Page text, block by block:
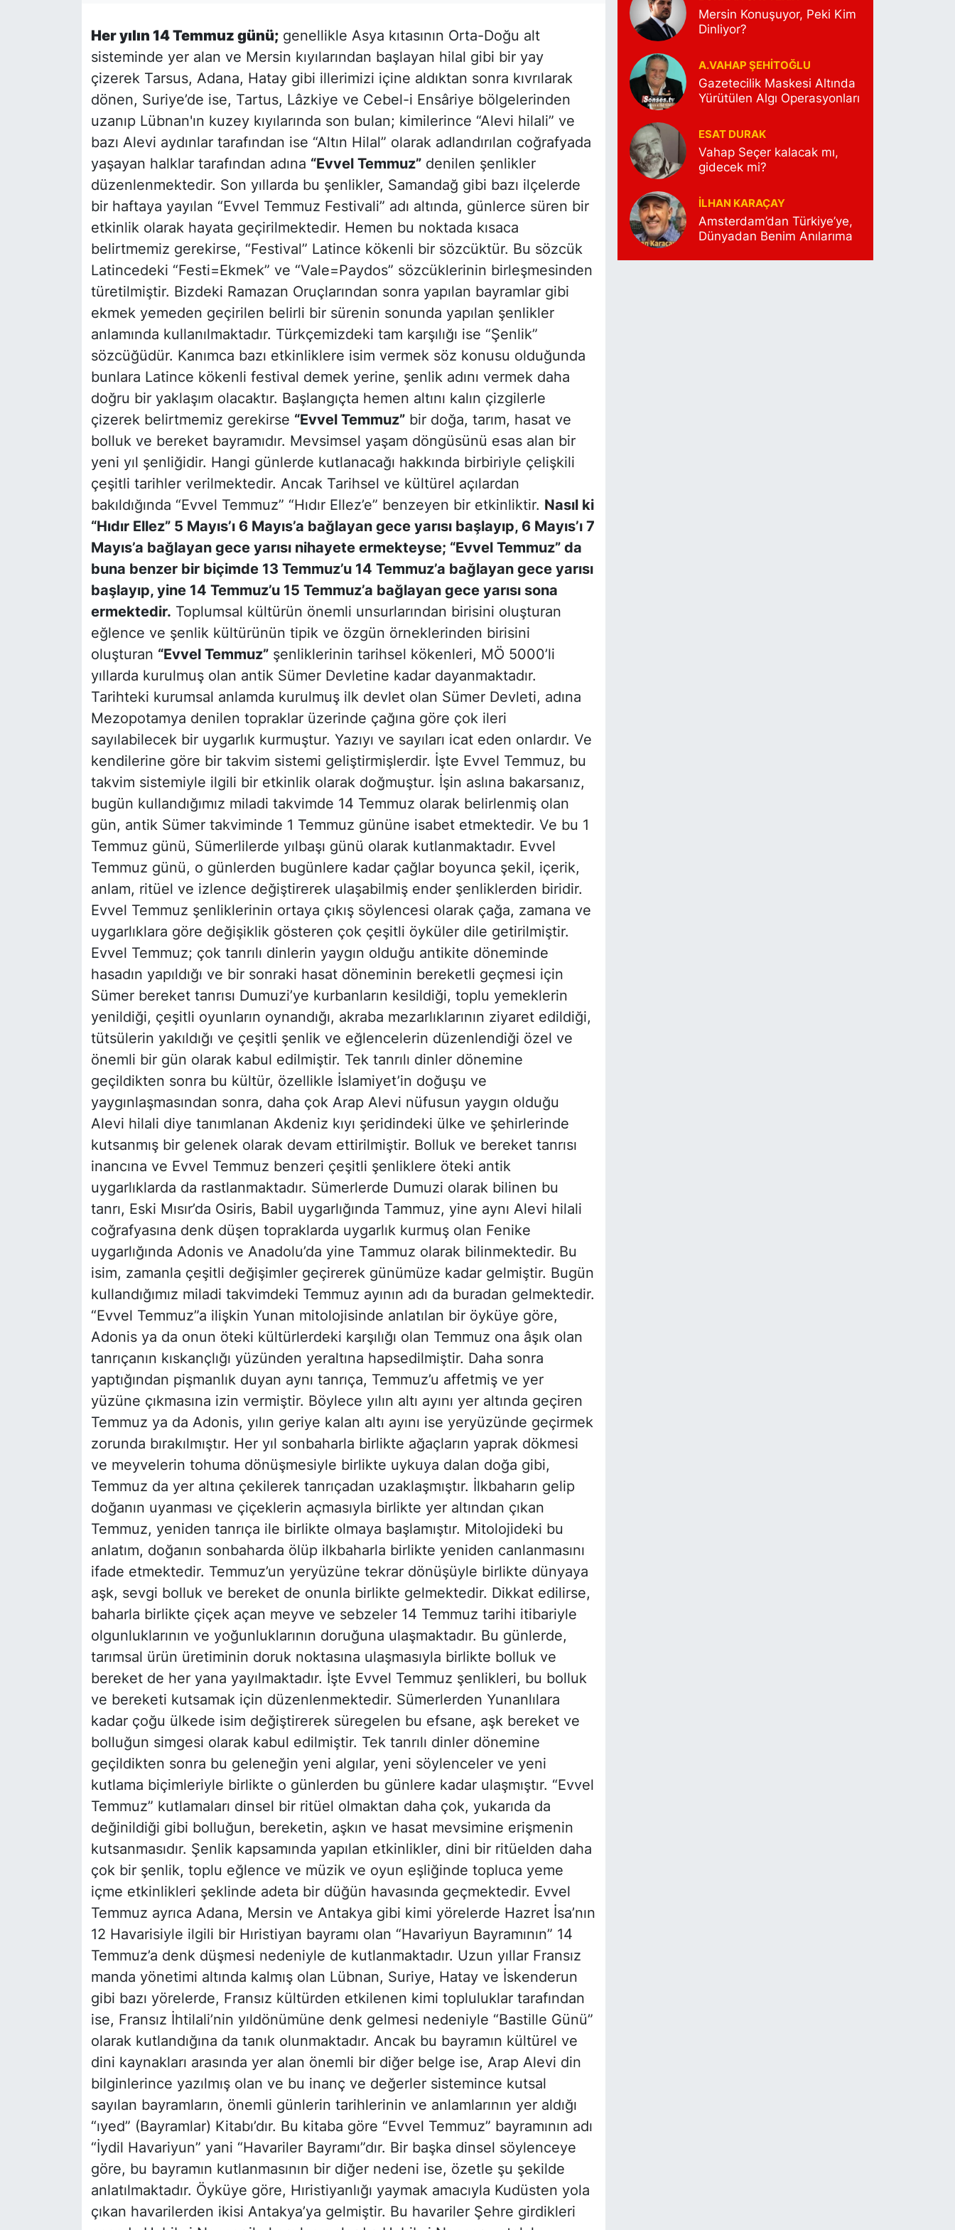
Her yılın 14 Temmuz günü;genellikle Asya kıtasının Orta-Doğu alt
sisteminde yer alan ve Mersin kıyılarından başlayan hilal gibi bir yay
çizerek Tarsus, Adana, Hatay gibi illerimizi içine aldıktan sonra kıvrılarak
dönen, Suriye’de ise, Tartus, Lâzkiye ve Cebel-i Ensâriye bölgelerinden
uzanıp Lübnan'ın kuzey kıyılarında son bulan; kimilerince “Alevi hilali” ve
bazı Alevi aydınlar tarafından ise “Altın Hilal” olarak adlandırılan coğrafyada
yaşayan halklar tarafından adına “Evvel Temmuz”denilen şenlikler
düzenlenmektedir. Son yıllarda bu şenlikler, Samandağ gibi bazı ilçelerde
bir haftaya yayılan “Evvel Temmuz Festivali” adı altında, günlerce süren bir
etkinlik olarak hayata geçirilmektedir. Hemen bu noktada kısaca
belirtmemiz gerekirse, “Festival” Latince kökenli bir sözcüktür. Bu sözcük
Latincedeki “Festi=Ekmek” ve “Vale=Paydos” sözcüklerinin birleşmesinden
türetilmiştir. Bizdeki Ramazan Oruçlarından sonra yapılan bayramlar gibi
ekmek yemeden geçirilen belirli bir sürenin sonunda yapılan şenlikler
anlamında kullanılmaktadır. Türkçemizdeki tam karşılığı ise “Şenlik”
sözcüğüdür. Kanımca bazı etkinliklere isim vermek söz konusu olduğunda
bunlara Latince kökenli festival demek yerine, şenlik adını vermek daha
doğru bir yaklaşım olacaktır. Başlangıçta hemen altını kalın çizgilerle
çizerek belirtmemiz gerekirse “Evvel Temmuz”bir doğa, tarım, hasat ve
bolluk ve bereket bayramıdır. Mevsimsel yaşam döngüsünü esas alan bir
yeni yıl şenliğidir. Hangi günlerde kutlanacağı hakkında birbiriyle çelişkili
çeşitli tarihler verilmektedir. Ancak Tarihsel ve kültürel açılardan
bakıldığında “Evvel Temmuz” “Hıdır Ellez’e” benzeyen bir etkinliktir. Nasıl ki
“Hıdır Ellez” 5 Mayıs’ı 6 Mayıs’a bağlayan gece yarısı başlayıp, 6 Mayıs’ı 7
Mayıs’a bağlayan gece yarısı nihayete ermekteyse; “Evvel Temmuz” da
buna benzer bir biçimde 13 Temmuz’u 14 Temmuz’a bağlayan gece yarısı
başlayıp, yine 14 Temmuz’u 15 Temmuz’a bağlayan gece yarısı sona
ermektedir. Toplumsal kültürün önemli unsurlarından birisini oluşturan
eğlence ve şenlik kültürünün tipik ve özgün örneklerinden birisini
oluşturan “Evvel Temmuz”şenliklerinin tarihsel kökenleri, MÖ 5000’li
yıllarda kurulmuş olan antik Sümer Devletine kadar dayanmaktadır.
Tarihteki kurumsal anlamda kurulmuş ilk devlet olan Sümer Devleti, adına
Mezopotamya denilen topraklar üzerinde çağına göre çok ileri
sayılabilecek bir uygarlık kurmuştur. Yazıyı ve sayıları icat eden onlardır. Ve
kendilerine göre bir takvim sistemi geliştirmişlerdir. İşte Evvel Temmuz, bu
takvim sistemiyle ilgili bir etkinlik olarak doğmuştur. İşin aslına bakarsanız,
bugün kullandığımız miladi takvimde 14 Temmuz olarak belirlenmiş olan
gün, antik Sümer takviminde 1 Temmuz gününe isabet etmektedir. Ve bu 1
Temmuz günü, Sümerlilerde yılbaşı günü olarak kutlanmaktadır. Evvel
Temmuz günü, o günlerden bugünlere kadar çağlar boyunca şekil, içerik,
anlam, ritüel ve izlence değiştirerek ulaşabilmiş ender şenliklerden biridir.
Evvel Temmuz şenliklerinin ortaya çıkış söylencesi olarak çağa, zamana ve
uygarlıklara göre değişiklik gösteren çok çeşitli öyküler dile getirilmiştir.
Evvel Temmuz; çok tanrılı dinlerin yaygın olduğu antikite döneminde
hasadın yapıldığı ve bir sonraki hasat döneminin bereketli geçmesi için
Sümer bereket tanrısı Dumuzi’ye kurbanların kesildiği, toplu yemeklerin
yenildiği, çeşitli oyunların oynandığı, akraba mezarlıklarının ziyaret edildiği,
tütsülerin yakıldığı ve çeşitli şenlik ve eğlencelerin düzenlendiği özel ve
önemli bir gün olarak kabul edilmiştir. Tek tanrılı dinler dönemine
geçildikten sonra bu kültür, özellikle İslamiyet’in doğuşu ve
yaygınlaşmasından sonra, daha çok Arap Alevi nüfusun yaygın olduğu
Alevi hilali diye tanımlanan Akdeniz kıyı şeridindeki ülke ve şehirlerinde
kutsanmış bir gelenek olarak devam ettirilmiştir. Bolluk ve bereket tanrısı
inancına ve Evvel Temmuz benzeri çeşitli şenliklere öteki antik
uygarlıklarda da rastlanmaktadır. Sümerlerde Dumuzi olarak bilinen bu
tanrı, Eski Mısır’da Osiris, Babil uygarlığında Tammuz, yine aynı Alevi hilali
coğrafyasına denk düşen topraklarda uygarlık kurmuş olan Fenike
uygarlığında Adonis ve Anadolu’da yine Tammuz olarak bilinmektedir. Bu
isim, zamanla çeşitli değişimler geçirerek günümüze kadar gelmiştir. Bugün
kullandığımız miladi takvimdeki Temmuz ayının adı da buradan gelmektedir.
“Evvel Temmuz”a ilişkin Yunan mitolojisinde anlatılan bir öyküye göre,
Adonis ya da onun öteki kültürlerdeki karşılığı olan Temmuz ona âşık olan
tanrıçanın kıskançlığı yüzünden yeraltına hapsedilmiştir. Daha sonra
yaptığından pişmanlık duyan aynı tanrıça, Temmuz’u affetmiş ve yer
yüzüne çıkmasına izin vermiştir. Böylece yılın altı ayını yer altında geçiren
Temmuz ya da Adonis, yılın geriye kalan altı ayını ise yeryüzünde geçirmek
zorunda bırakılmıştır. Her yıl sonbaharla birlikte ağaçların yaprak dökmesi
ve meyvelerin tohuma dönüşmesiyle birlikte uykuya dalan doğa gibi,
Temmuz da yer altına çekilerek tanrıçadan uzaklaşmıştır. İlkbaharın gelip
doğanın uyanması ve çiçeklerin açmasıyla birlikte yer altından çıkan
Temmuz, yeniden tanrıça ile birlikte olmaya başlamıştır. Mitolojideki bu
anlatım, doğanın sonbaharda ölüp ilkbaharla birlikte yeniden canlanmasını
ifade etmektedir. Temmuz’un yeryüzüne tekrar dönüşüyle birlikte dünyaya
aşk, sevgi bolluk ve bereket de onunla birlikte gelmektedir. Dikkat edilirse,
baharla birlikte çiçek açan meyve ve sebzeler 14 Temmuz tarihi itibariyle
olgunluklarının ve yoğunluklarının doruğuna ulaşmaktadır. Bu günlerde,
tarımsal ürün üretiminin doruk noktasına ulaşmasıyla birlikte bolluk ve
bereket de her yana yayılmaktadır. İşte Evvel Temmuz şenlikleri, bu bolluk
ve bereketi kutsamak için düzenlenmektedir. Sümerlerden Yunanlılara
kadar çoğu ülkede isim değiştirerek süregelen bu efsane, aşk bereket ve
bolluğun simgesi olarak kabul edilmiştir. Tek tanrılı dinler dönemine
geçildikten sonra bu geleneğin yeni algılar, yeni söylenceler ve yeni
kutlama biçimleriyle birlikte o günlerden bu günlere kadar ulaşmıştır. “Evvel
Temmuz” kutlamaları dinsel bir ritüel olmaktan daha çok, yukarıda da
değinildiği gibi bolluğun, bereketin, aşkın ve hasat mevsimine erişmenin
kutsanmasıdır. Şenlik kapsamında yapılan etkinlikler, dini bir ritüelden daha
çok bir şenlik, toplu eğlence ve müzik ve oyun eşliğinde topluca yeme
içme etkinlikleri şeklinde adeta bir düğün havasında geçmektedir. Evvel
Temmuz ayrıca Adana, Mersin ve Antakya gibi kimi yörelerde Hazret İsa’nın
12 Havarisiyle ilgili bir Hıristiyan bayramı olan “Havariyun Bayramının” 14
Temmuz’a denk düşmesi nedeniyle de kutlanmaktadır. Uzun yıllar Fransız
manda yönetimi altında kalmış olan Lübnan, Suriye, Hatay ve İskenderun
gibi bazı yörelerde, Fransız kültürden etkilenen kimi topluluklar tarafından
ise, Fransız İhtilali’nin yıldönümüne denk gelmesi nedeniyle “Bastille Günü”
olarak kutlandığına da tanık olunmaktadır. Ancak bu bayramın kültürel ve
dini kaynakları arasında yer alan önemli bir diğer belge ise, Arap Alevi din
bilginlerince yazılmış olan ve bu inanç ve değerler sistemince kutsal
sayılan bayramların, önemli günlerin tarihlerinin ve anlamlarının yer aldığı
“ıyed” (Bayramlar) Kitabı’dır. Bu kitaba göre “Evvel Temmuz” bayramının adı
“İydil Havariyun” yani “Havariler Bayramı”dır. Bir başka dinsel söylenceye
göre, bu bayramın kutlanmasının bir diğer nedeni ise, özetle şu şekilde
anlatılmaktadır. Öyküye göre, Hıristiyanlığı yaymak amacıyla Kudüsten yola
çıkan havarilerden ikisi Antakya’ya gelmiştir. Bu havariler Şehre girdikleri
Mersin Konuşuyor, Peki Kim
Dinliyor?
A.VAHAP ŞEHITOĞLU
Gazetecilik Maskesi Altında
Yürütülen Algı Operasyonları
ESAT DURAK
Vahap Seçer kalacak mı,
gidecek mi?
İLHAN KARAÇAY
Amsterdam’dan Türkiye’ye,
Dünyadan Benim Anılarıma
YEREL HABER
Haberde insan